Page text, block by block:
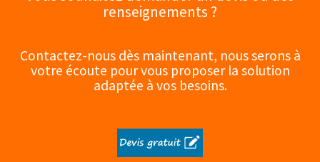
renseignements ?
Contactez-nous dès maintenant, nous serons à
votre écoute pour vous proposer la solution
adaptée à vos besoins.